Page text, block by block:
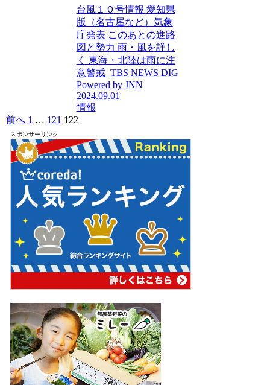
台風１０号情報 愛知県
版（名古屋など）気象
庁発表 このあとの進路
図と勢力 雨・風を詳し
く 東海・北陸は雨に注
意警戒 TBS NEWS DIG
Powered by JNN
2024.09.01
情報
前へ 1 … 121 122
スポンサーリンク